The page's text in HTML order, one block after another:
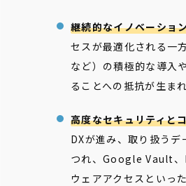
継続的なイノベーショ
セスが最適化される一
など）の積極的な導入
ることへの抵抗が生まれ
高度なセキュリティと
DXが進み、取り扱うデ
つれ、Google Vault、
ウェアアクセスといっ